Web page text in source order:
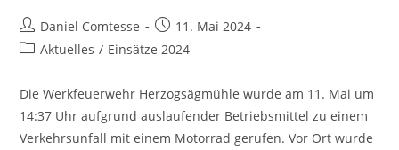
Beitrags-
Autor:
Daniel Comtesse
Beitrag
veröffentlicht:
11. Mai 2024
Beitrags-
Aktuelles / Einsätze 2024
Die Werkfeuerwehr Herzogsägmühle wurde am 11. Mai um
14:37 Uhr aufgrund auslaufender Betriebsmittel zu einem
Verkehrsunfall mit einem Motorrad gerufen. Vor Ort wurde